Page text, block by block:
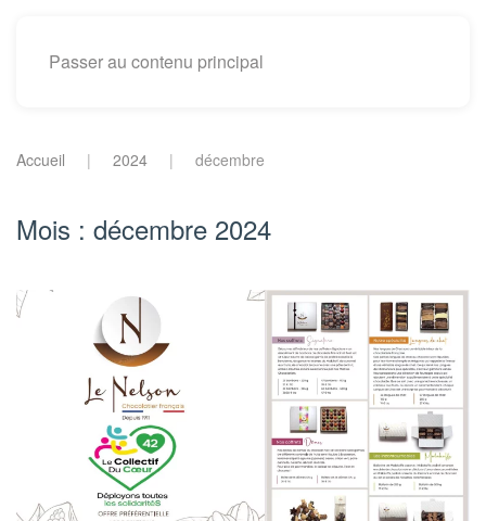
Passer au contenu principal
Accueil 2024 décembre
Mois : décembre 2024